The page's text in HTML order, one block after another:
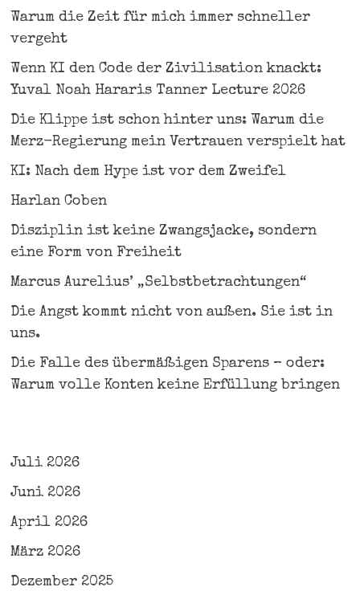
Warum die Zeit für mich immer schneller
vergeht
Wenn KI den Code der Zivilisation knackt:
Yuval Noah Hararis Tanner Lecture 2026
Die Klippe ist schon hinter uns: Warum die
Merz-Regierung mein Vertrauen verspielt hat
KI: Nach dem Hype ist vor dem Zweifel
Harlan Coben
Disziplin ist keine Zwangsjacke, sondern
eine Form von Freiheit
Marcus Aurelius’ „Selbstbetrachtungen“
Die Angst kommt nicht von außen. Sie ist in
uns.
Die Falle des übermäßigen Sparens – oder:
Warum volle Konten keine Erfüllung bringen
Juli 2026
Juni 2026
April 2026
März 2026
Dezember 2025